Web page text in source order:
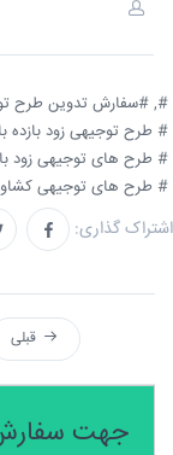
#, #سفارش تدوین طرح
# طرح توجیهی زود بازده
# طرح های توجیهی زود
# طرح های توجیهی
اشتراک گذاری:
قبلی
جهت